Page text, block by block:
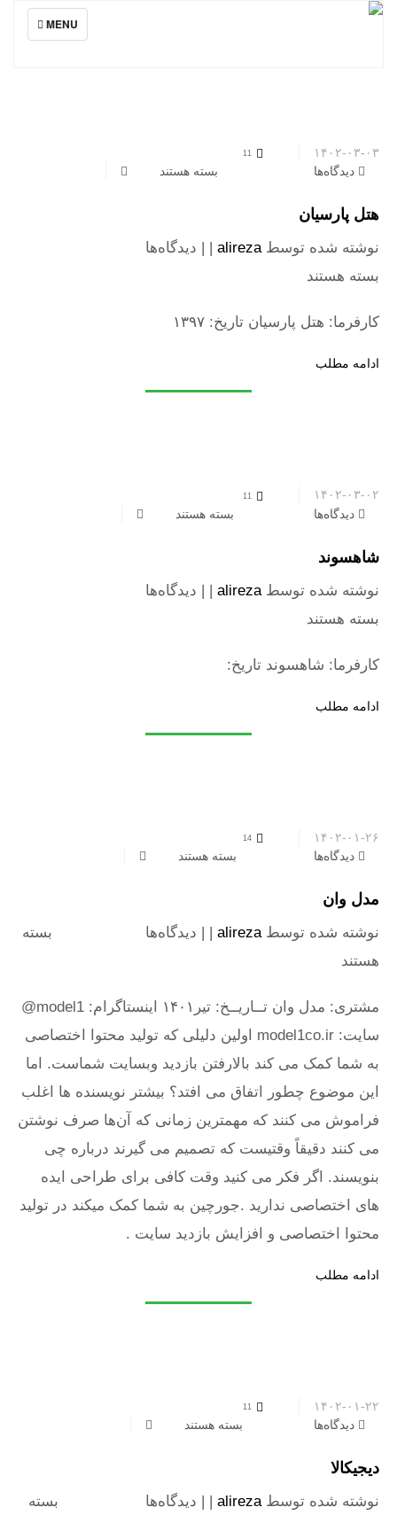
TOGGLE
NAVIGATION
MENU
۱۴۰۲-۰۳-۰۳
دیدگاه‌هابرای هتل پارسیان بسته هستند
هتل پارسیان
نوشته شده توسطalireza
| | دیدگاه‌هابرای هتل پارسیان
بسته هستند
کارفرما: هتل پارسیان تاریخ: ۱۳۹۷
ادامه مطلب
۱۴۰۲-۰۳-۰۲
دیدگاه‌هابرای شاهسوند بسته هستند
شاهسوند
نوشته شده توسطalireza
| | دیدگاه‌هابرای شاهسوند
بسته هستند
کارفرما: شاهسوند تاریخ:
ادامه مطلب
۱۴۰۲-۰۱-۲۶
دیدگاه‌هابرای مدل وان بسته هستند
مدل وان
نوشته شده توسطalireza
| | دیدگاه‌هابرای مدل وان
بسته
هستند
مشتری: مدل وان تــاریــخ: تیر۱۴۰۱ اینستاگرام: model1@
سایت: model1co.ir اولین دلیلی که تولید محتوا اختصاصی
به شما کمک می کند بالارفتن بازدید وبسایت شماست. اما
این موضوع چطور اتفاق می افتد؟ بیشتر نویسنده ها اغلب
فراموش می کنند که مهمترین زمانی که آن‌ها صرف نوشتن
می کنند دقیقاً وقتیست که تصمیم می گیرند درباره چی
بنویسند. اگر فکر می کنید وقت کافی برای طراحی ایده
های اختصاصی ندارید .جورچین به شما کمک میکند در تولید
محتوا اختصاصی و افزایش بازدید سایت .
ادامه مطلب
۱۴۰۲-۰۱-۲۲
دیدگاه‌هابرای دیجیکالا بسته هستند
دیجیکالا
نوشته شده توسطalireza
| | دیدگاه‌هابرای دیجیکالا
بسته